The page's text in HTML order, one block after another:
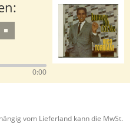
0:00
vom Lieferland kann die MwSt.